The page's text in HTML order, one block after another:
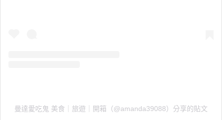
曼達愛吃鬼 美食｜旅遊｜開箱（@amanda39088）分享的貼文